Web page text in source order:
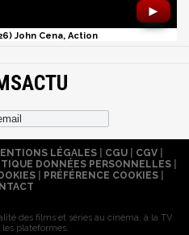
►
John Cena, Action
LÉGALES| CGU| CGV|
DONNÉES PERSONNELLES
PRÉFÉRENCE COOKIES
des films et séries au cinéma, à la TV
plateformes.